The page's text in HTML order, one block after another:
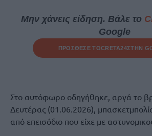
Μην χάνεις είδηση. Βάλε το
Google
ΠΡΟΣΘΕΣΕ ΤΟCRETA24ΣΤΗΝ
Στο αυτόφωρο οδηγήθηκε, αργά το
Δευτέρας (01.06.2026),
από επεισόδιο που είχε με